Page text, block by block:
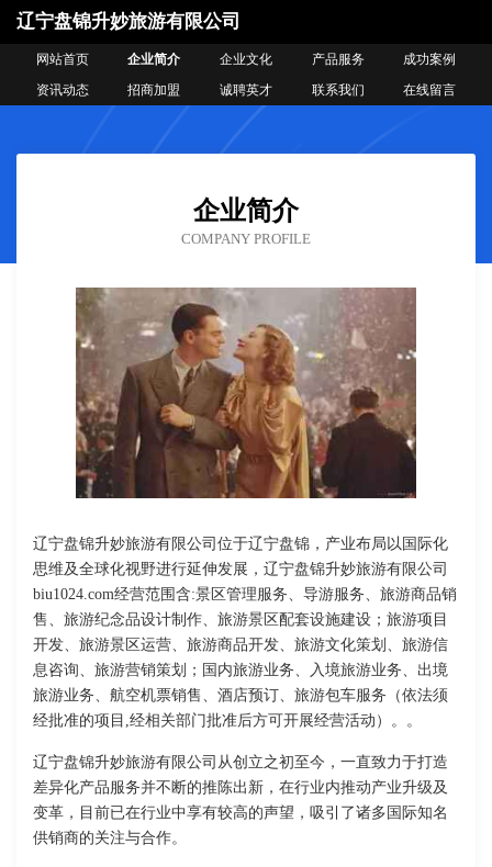
辽宁盘锦升妙旅游有限公司
网站首页 企业简介 企业文化 产品服务
成功案例
资讯动态
招商加盟 诚聘英才 联系我们 在线留言
企业简介
COMPANY PROFILE
辽宁盘锦升妙旅游有限公司位于辽宁盘锦，产业布局以国际化
思维及全球化视野进行延伸发展，辽宁盘锦升妙旅游有限公司
biu1024.com经营范围含:景区管理服务、导游服务、旅游商品销
售、旅游纪念品设计制作、旅游景区配套设施建设；旅游项目
开发、旅游景区运营、旅游商品开发、旅游文化策划、旅游信
息咨询、旅游营销策划；国内旅游业务、入境旅游业务、出境
旅游业务、航空机票销售、酒店预订、旅游包车服务（依法须
经批准的项目,经相关部门批准后方可开展经营活动）。。
辽宁盘锦升妙旅游有限公司从创立之初至今，一直致力于打造
差异化产品服务并不断的推陈出新，在行业内推动产业升级及
变革，目前已在行业中享有较高的声望，吸引了诸多国际知名
供销商的关注与合作。